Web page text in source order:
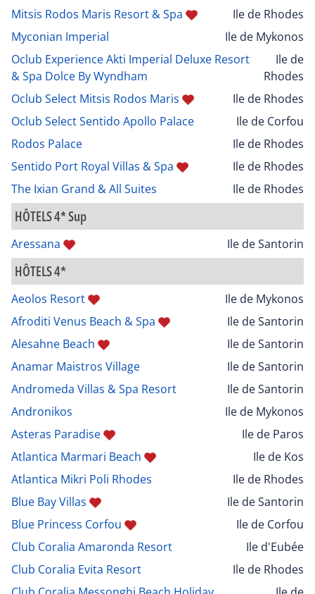
Mitsis Rodos Maris Resort & Spa
Ile de Rhodes
Myconian Imperial
Ile de Mykonos
Oclub Experience Akti Imperial Deluxe Resort
& Spa Dolce By Wyndham
Ile de
Rhodes
Oclub Select Mitsis Rodos Maris
Ile de Rhodes
Oclub Select Sentido Apollo Palace
Ile de Corfou
Rodos Palace
Ile de Rhodes
Sentido Port Royal Villas & Spa
Ile de Rhodes
The Ixian Grand & All Suites
Ile de Rhodes
HÔTELS 4* Sup
Aressana Ile de Santorin
HÔTELS 4*
Aeolos Resort
Ile de Mykonos
Afroditi Venus Beach & Spa
Ile de Santorin
Alesahne Beach
Ile de Santorin
Anamar Maistros Village
Ile de Santorin
Andromeda Villas & Spa Resort
Ile de Santorin
Andronikos
Ile de Mykonos
Asteras Paradise
Ile de Paros
Atlantica Marmari Beach
Ile de Kos
Atlantica Mikri Poli Rhodes
Ile de Rhodes
Blue Bay Villas
Ile de Santorin
Blue Princess Corfou
Ile de Corfou
Club Coralia Amaronda Resort
Ile d'Eubée
Club Coralia Evita Resort
Ile de Rhodes